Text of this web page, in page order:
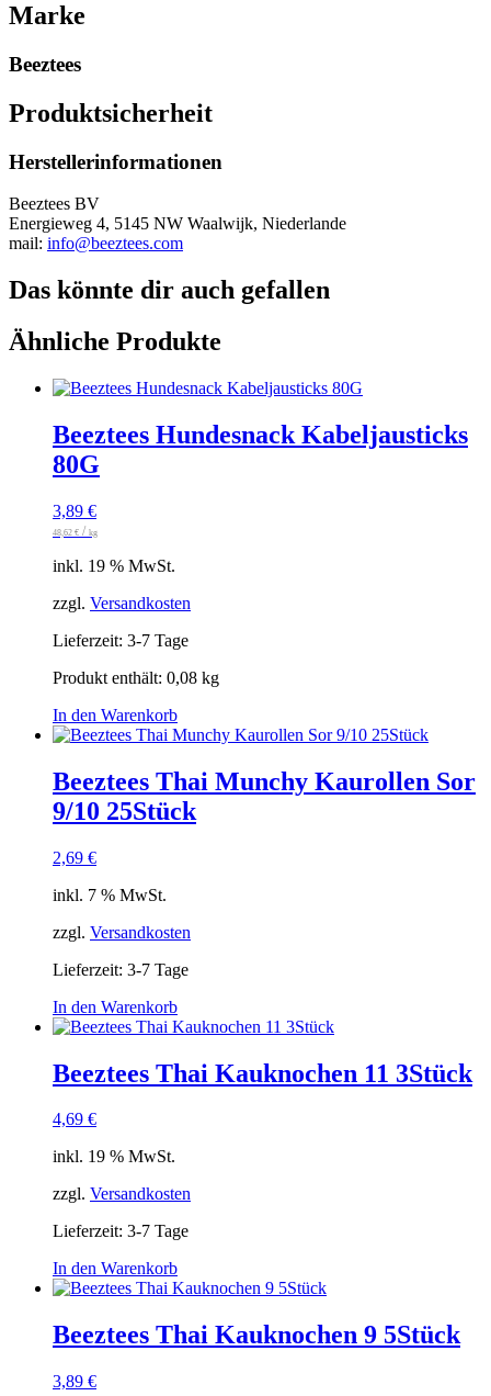
Marke
Beeztees
Produktsicherheit
Herstellerinformationen
Beeztees BV
Energieweg 4, 5145 NW Waalwijk, Niederlande
mail: info@beeztees.com
Das könnte dir auch gefallen
Ähnliche Produkte
Beeztees Hundesnack Kabeljausticks
80G
3,89 €
48,62 € / kg
inkl. 19 % MwSt.
zzgl. Versandkosten
Lieferzeit: 3-7 Tage
Produkt enthält: 0,08 kg
In den Warenkorb
Beeztees Thai Munchy Kaurollen Sor
9/10 25Stück
2,69 €
inkl. 7 % MwSt.
zzgl. Versandkosten
Lieferzeit: 3-7 Tage
In den Warenkorb
Beeztees Thai Kauknochen 11 3Stück
4,69 €
inkl. 19 % MwSt.
zzgl. Versandkosten
Lieferzeit: 3-7 Tage
In den Warenkorb
Beeztees Thai Kauknochen 9 5Stück
3,89 €